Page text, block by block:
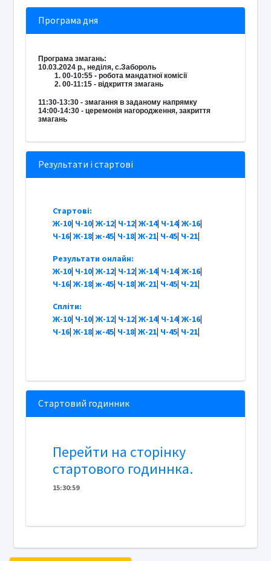
Програма дня
Програма змагань:
10.03.2024 р., неділя, с.Забороль
00-10:55 - робота мандатної комісії
00-11:15 - відкриття змагань
11:30-13:30 - змагання в заданому напрямку
14:00-14:30 - церемонія нагородження, закриття
змагань
Результати і стартові
Стартові:
Ж-10| Ч-10| Ж-12| Ч-12| Ж-14| Ч-14| Ж-16|
Ч-16| Ж-18| ж-45| Ч-18| Ж-21| Ч-45| Ч-21|
Результати онлайн:
Ж-10| Ч-10| Ж-12| Ч-12| Ж-14| Ч-14| Ж-16|
Ч-16| Ж-18| ж-45| Ч-18| Ж-21| Ч-45| Ч-21|
Спліти:
Ж-10| Ч-10| Ж-12| Ч-12| Ж-14| Ч-14| Ж-16|
Ч-16| Ж-18| ж-45| Ч-18| Ж-21| Ч-45| Ч-21|
Стартовий годинник
Перейти на сторінку
стартового годиннка.
15:30:59